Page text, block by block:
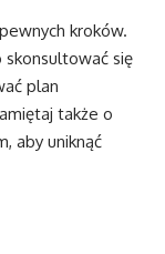
kroków.
skonsultować się
plan
także o
aby uniknąć